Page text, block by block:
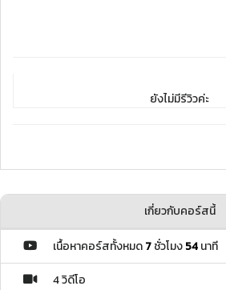
ยังไม่มีรีวิวค่ะ
เกี่ยวกับคอร์สนี้
เนื้อหาคอร์สทั้งหมด7ชั่วโมง54นาที
4 วิดีโอ